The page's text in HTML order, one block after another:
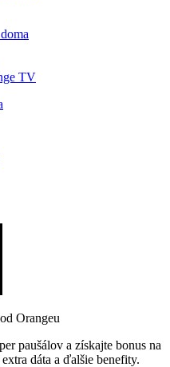
TV
Orangeu
paušálov a získajte bonus na
dáta a ďalšie benefity.